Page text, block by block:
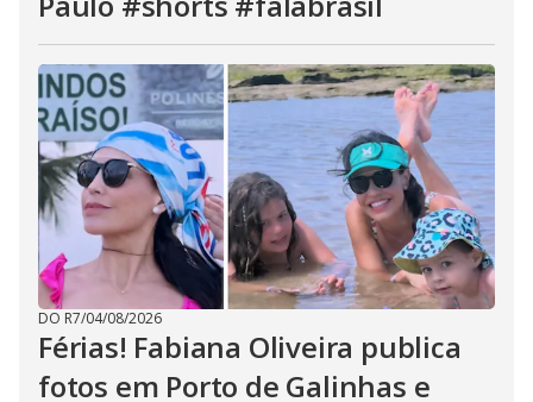
DO R7/04/08/2026
Férias! Fabiana Oliveira publica
fotos em Porto de Galinhas e